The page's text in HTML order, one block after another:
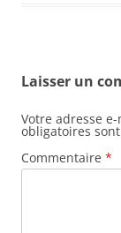
Laisser un
Votre adresse
obligatoires
Commentaire *